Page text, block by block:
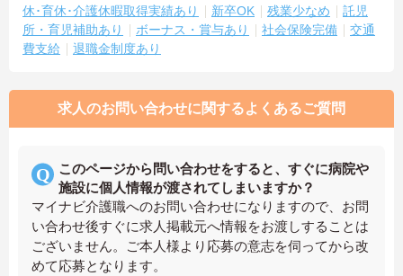
休･育休･介護休暇取得実績あり
新卒OK 残業少なめ
託児
所・育児補助あり
ボーナス・賞与あり 社会保険完備
交通
費支給
退職金制度あり
求人のお問い合わせに関するよくあるご質問
このページから問い合わせをすると、すぐに病院や
施設に個人情報が渡されてしまいますか？
マイナビ介護職へのお問い合わせになりますので、お問
い合わせ後すぐに求人掲載元へ情報をお渡しすることは
ございません。ご本人様より応募の意志を伺ってから改
めて応募となります。